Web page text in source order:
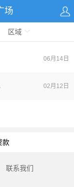
场
区域
06月14日
02月12日
款
联系我们